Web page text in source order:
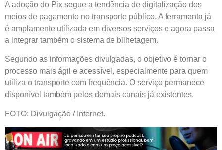
A adoção do Pix segue a tendência de digitalização dos
meios de pagamento no transporte público. A ferramenta já
é amplamente utilizada em diversos serviços e agora passa
a integrar também o sistema de bilhetagem.
Segundo as informações divulgadas, o objetivo é tornar o
processo mais ágil e acessível, especialmente para quem
utiliza o transporte com frequência. O serviço permanece
disponível também pelos demais canais já existentes.
FOTO: Divulgação / Internet.